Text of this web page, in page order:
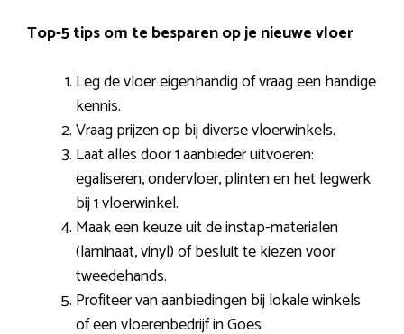
Top-5 tips om te besparen op je nieuwe vloer
Leg de vloer eigenhandig of vraag een handige
kennis.
Vraag prijzen op bij diverse vloerwinkels.
Laat alles door 1 aanbieder uitvoeren:
egaliseren, ondervloer, plinten en het legwerk
bij 1 vloerwinkel.
Maak een keuze uit de instap-materialen
(laminaat, vinyl) of besluit te kiezen voor
tweedehands.
Profiteer van aanbiedingen bij lokale winkels
of een vloerenbedrijf in Goes